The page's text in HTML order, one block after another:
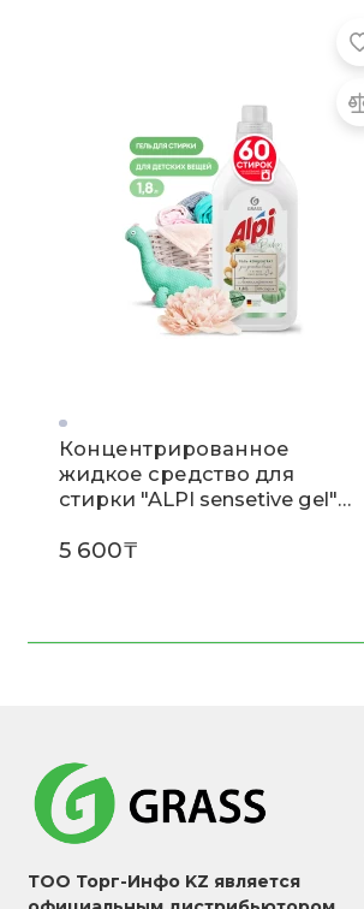
Концентрированное
жидкое средство для
стирки "ALPI sensetive gel"
5 600₸
ТОО Торг-Инфо KZ является